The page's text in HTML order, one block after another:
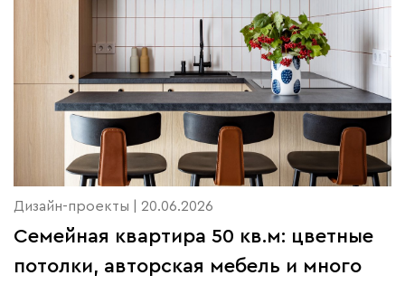
Дизайн-проекты | 20.06.2026
Семейная квартира 50 кв.м: цветные
потолки, авторская мебель и много